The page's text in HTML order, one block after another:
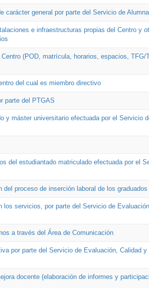
carácter general por parte del Servicio de
e infraestructuras propias del Centro y
(POD, matrícula, horarios, espacios, TFG/
del cual es miembro directivo
parte del PTGAS
y máster universitario efectuada por el Servicio
del estudiantado matriculado efectuada por el
proceso de inserción laboral de los
los servicios, por parte del Servicio de
a través del Área de Comunicación
por parte del Servicio de Evaluación, Calidad y
docente (elaboración de informes y